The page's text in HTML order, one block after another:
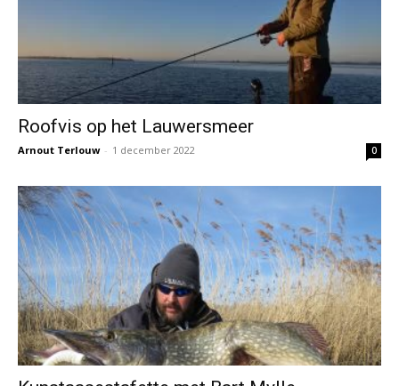
Roofvis op het Lauwersmeer
Arnout Terlouw - 1 december 2022 0